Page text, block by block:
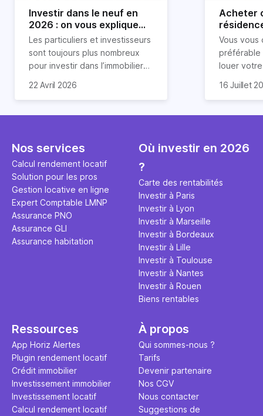
Investir dans le neuf en
2026 : on vous explique
tout !
Les particuliers et investisseurs
sont toujours plus nombreux
pour investir dans l’immobilier
nombreux avantages à choisir
expliquons tout dans cet
22 Avril 2026
Acheter
règle
révélée
Vous vous
préférable
louer
expert en
règle
ce secret
l'argent
principale
études et
16 Juillet
Nos services
Calcul rendement locatif
Solution pour les pros
Gestion locative en ligne
Expert Comptable LMNP
Assurance PNO
Assurance GLI
Assurance habitation
Où investir en 2026
?
Carte des rentabilités
Investir à Paris
Investir à Lyon
Investir à Marseille
Investir à Bordeaux
Investir à Lille
Investir à Toulouse
Investir à Nantes
Investir à Rouen
Biens rentables
Ressources
App Horiz Alertes
Plugin rendement locatif
Crédit immobilier
Investissement immobilier
Investissement locatif
Calcul rendement locatif
À propos
Qui sommes-nous ?
Tarifs
Devenir partenaire
Nos CGV
Nous contacter
Suggestions de